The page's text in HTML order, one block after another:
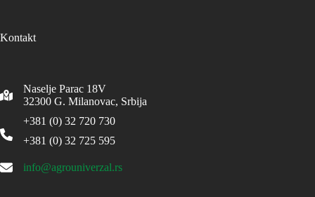
Kontakt
Naselje Parac 18V
32300 G. Milanovac, Srbija
+381 (0) 32 720 730
+381 (0) 32 725 595
info@agrouniverzal.rs